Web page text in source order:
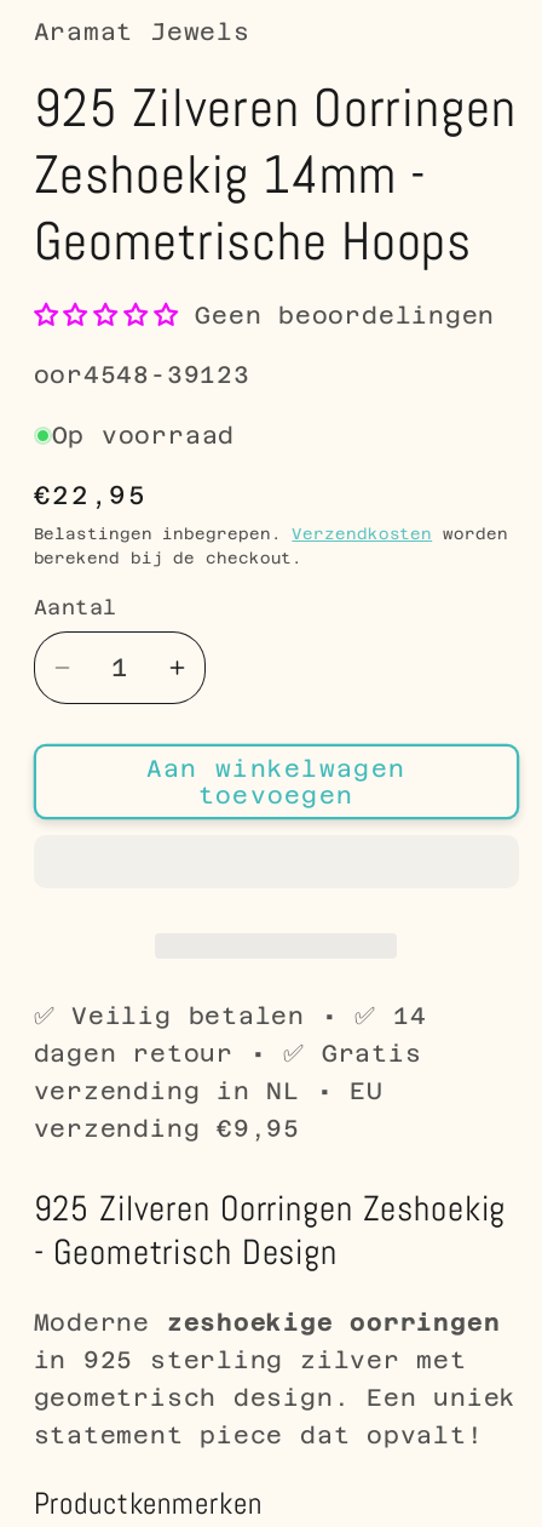
Aramat Jewels
925 Zilveren Oorringen
Zeshoekig 14mm -
Geometrische Hoops
Geen beoordelingen
SKU:
oor4548-39123
Op voorraad
Normale
prijs
€22,95
Belastingen inbegrepen.Verzendkosten worden
berekend bij de checkout.
Aantal
Aantal
Aantal
verlagen
voor
Zilveren
Hoops
Aantal
verhogen
voor
925
Zilveren
Hoops
Aan winkelwagen
toevoegen
✅ Veilig betalen • ✅ 14
dagen retour • ✅ Gratis
verzending in NL • EU
verzending €9,95
925 Zilveren Oorringen Zeshoekig
- Geometrisch Design
Moderne zeshoekige oorringen
in 925 sterling zilver met
geometrisch design. Een uniek
statement piece dat opvalt!
Productkenmerken